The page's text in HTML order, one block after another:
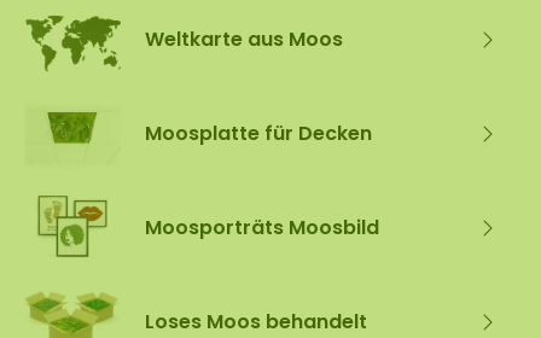
Weltkarte aus Moos
Moosplatte für Decken
Moosporträts Moosbild
Loses Moos behandelt